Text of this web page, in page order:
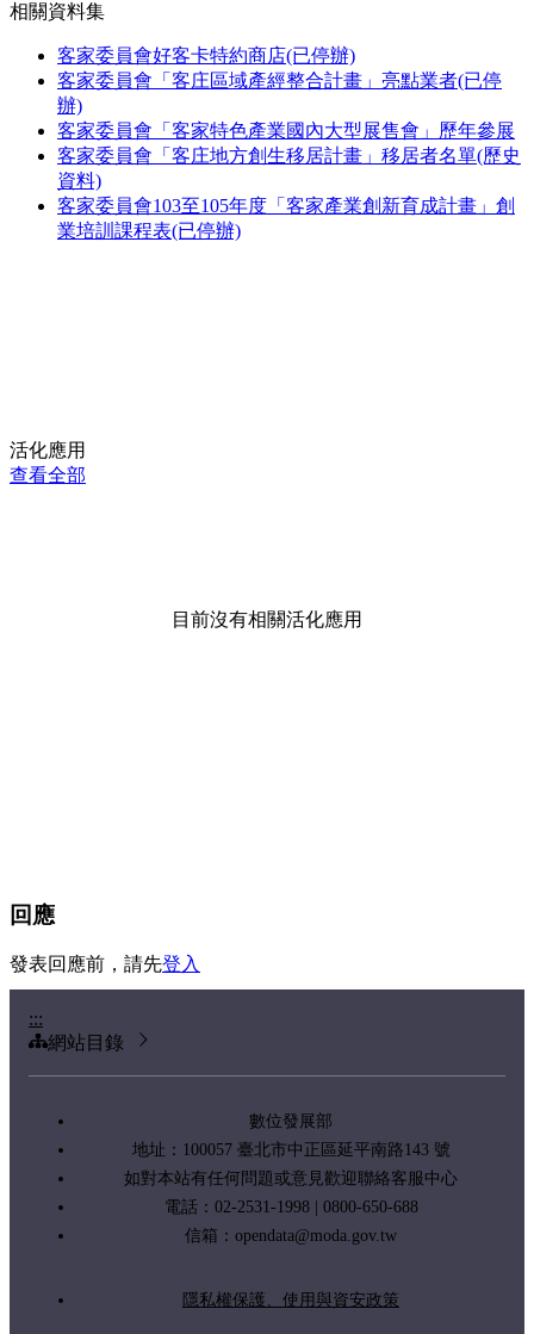
相關資料集
客家委員會好客卡特約商店(已停辦)
客家委員會「客庄區域產經整合計畫」亮點業者(已停
辦)
客家委員會「客家特色產業國內大型展售會」歷年參展
客家委員會「客庄地方創生移居計畫」移居者名單(歷史
資料)
客家委員會103至105年度「客家產業創新育成計畫」創
業培訓課程表(已停辦)
活化應用
查看全部
目前沒有相關活化應用
回應
發表回應前，請先登入
:::
網站目錄
數位發展部
地址：100057 臺北市中正區延平南路143 號
如對本站有任何問題或意見歡迎聯絡客服中心
電話：02-2531-1998 | 0800-650-688
信箱： opendata@moda.gov.tw
隱私權保護、使用與資安政策